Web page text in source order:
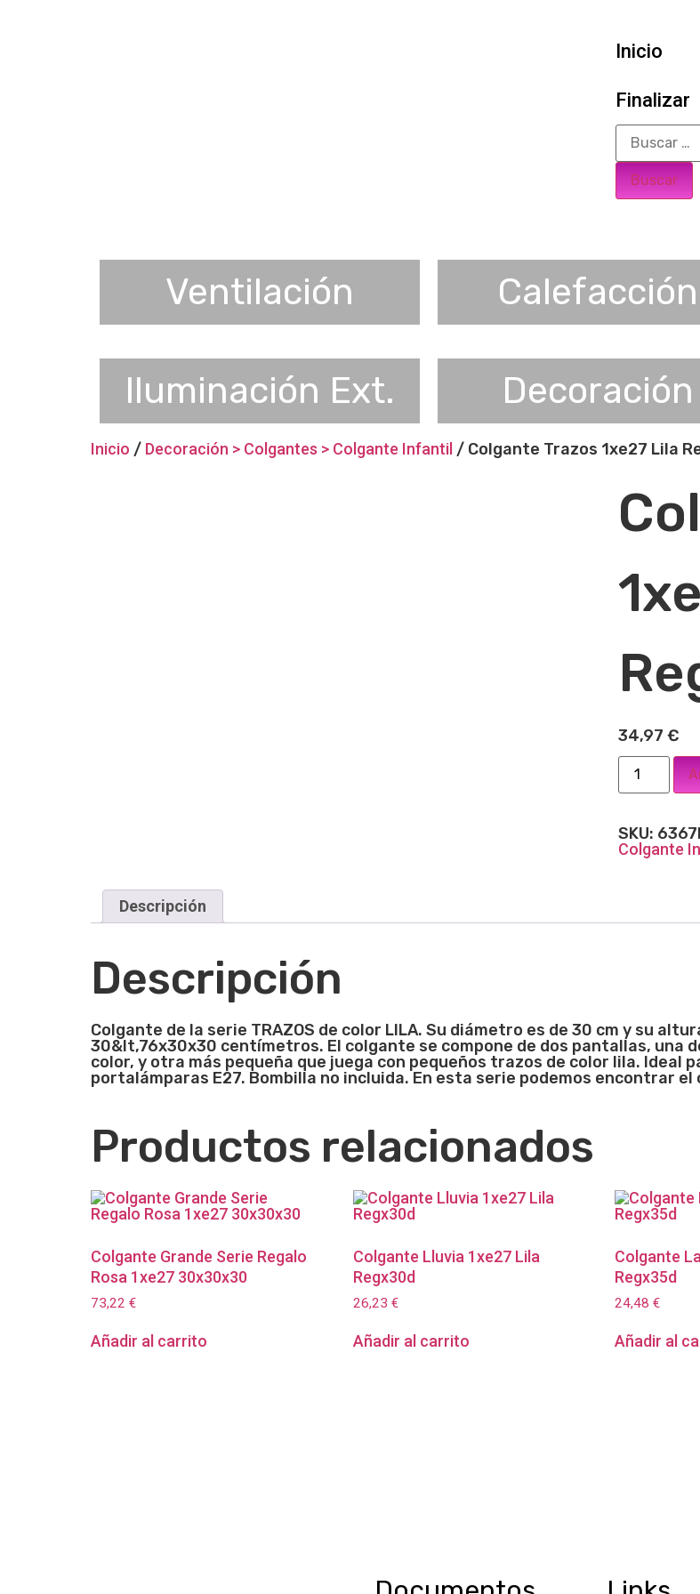
Inicio
Finalizar
Ventilación Calefacción
Iluminación Ext. Decoración
Inicio / Decoración > Colgantes > Colgante Infantil / Colgante Trazos 1xe27 Lila
34,97 €
SKU:
Colgante
Descripción
Descripción
Colgante de la serie TRAZOS de color LILA. Su diámetro es de 30 cm y su
30&lt,76x30x30 centímetros. El colgante se compone de dos pantallas, una
color, y otra más pequeña que juega con pequeños trazos de color lila. Ideal
portalámparas E27. Bombilla no incluida. En esta serie podemos encontrar
Productos relacionados
Colgante Grande Serie Regalo
Rosa 1xe27 30x30x30
73,22 €
Añadir al carrito
Colgante Lluvia 1xe27 Lila
Regx30d
26,23 €
Añadir al carrito
Colgante
Regx35d
24,48€
Añadir al